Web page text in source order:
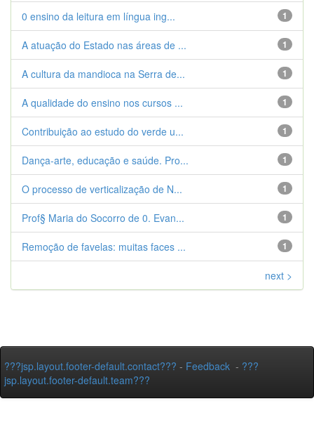
1
0 ensino da leitura em língua ing...
1
A atuação do Estado nas áreas de ...
1
A cultura da mandioca na Serra de...
1
A qualidade do ensino nos cursos ...
1
Contribuição ao estudo do verde u...
1
Dança-arte, educação e saúde. Pro...
1
O processo de verticalização de N...
1
Prof§ Maria do Socorro de 0. Evan...
1
Remoção de favelas: muitas faces ...
next >
???jsp.layout.footer-default.contact??? - Feedback - ???
jsp.layout.footer-default.team???